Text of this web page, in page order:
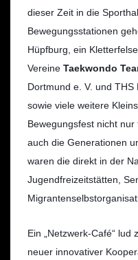
dieser Zeit in die
Bewegungsstationen
Hüpfburg, ein
Vereine Taekwondo
Dortmund e. V. und
sowie viele weitere
Bewegungsfest nicht
auch die Generationen
waren die direkt in der
Jugendfreizeitstätten,
Ein „Netzwerk-Café“ lud
neuer innovativer